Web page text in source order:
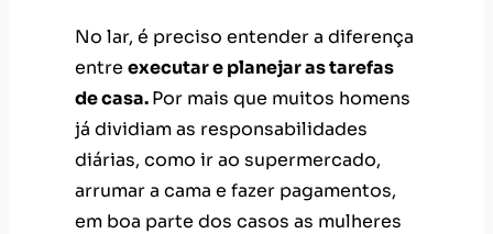
No lar, é preciso entender a diferença
entre executar e planejar as tarefas
de casa.Por mais que muitos homens
já dividiam as responsabilidades
diárias, como ir ao supermercado,
arrumar a cama e fazer pagamentos,
em boa parte dos casos as mulheres